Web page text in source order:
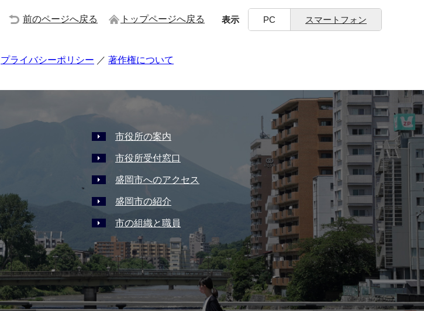
前のページへ戻る トップページへ戻る 表示 PC スマートフォン
プライバシーポリシー 著作権について
市役所の案内
市役所受付窓口
盛岡市へのアクセス
盛岡市の紹介
市の組織と職員